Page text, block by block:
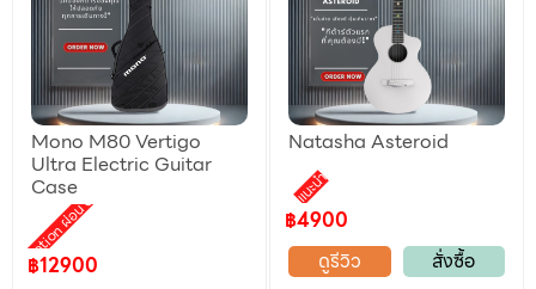
Mono M80 Vertigo
Ultra Electric Guitar
Case
Promotion ผ่อน 0%
฿12900
Natasha Asteroid
แนะนำ
฿4900
ดูรีวิว
สั่งซื้อ